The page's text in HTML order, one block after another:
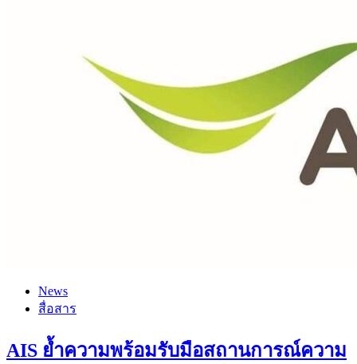
News
สื่อสาร
AIS ย้ำความพร้อมรับมือสถานการณ์ความ